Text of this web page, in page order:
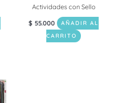
Actividades con Sello
$ 55.000
AÑADIR AL
CARRITO